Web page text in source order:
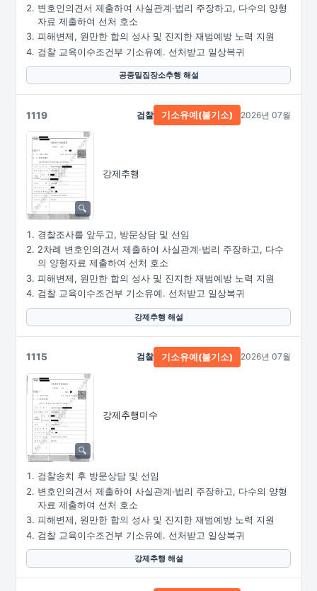
변호인의견서 제출하여 사실관계·법리 주장하고, 다수의 양형
자료 제출하여 선처 호소
피해변제, 원만한 합의 성사 및 진지한 재범예방 노력 지원
검찰 교육이수조건부 기소유예. 선처받고 일상복귀
공중밀집장소추행 해설
1119
강제추행
검찰 기소유예(불기소) 2026년 07월
경찰조사를 앞두고, 방문상담 및 선임
2차례 변호인의견서 제출하여 사실관계·법리 주장하고, 다수
의 양형자료 제출하여 선처 호소
피해변제, 원만한 합의 성사 및 진지한 재범예방 노력 지원
검찰 교육이수조건부 기소유예. 선처받고 일상복귀
강제추행 해설
1115
강제추행미수
검찰 기소유예(불기소) 2026년 07월
검찰송치 후 방문상담 및 선임
변호인의견서 제출하여 사실관계·법리 주장하고, 다수의 양형
자료 제출하여 선처 호소
피해변제, 원만한 합의 성사 및 진지한 재범예방 노력 지원
검찰 교육이수조건부 기소유예. 선처받고 일상복귀
강제추행 해설